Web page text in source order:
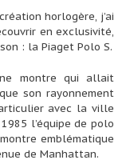
horlogère, j’ai
en exclusivité,
: la Piaget Polo S.
montre qui allait
son rayonnement
avec la ville
l’équipe de polo
emblématique
de Manhattan.